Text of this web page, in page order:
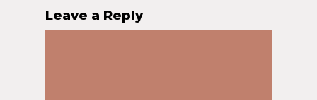
Leave a Reply